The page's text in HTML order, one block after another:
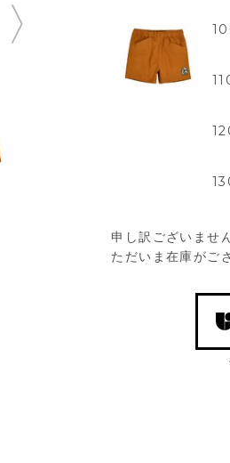
申し訳ございません
ただいま在庫がご